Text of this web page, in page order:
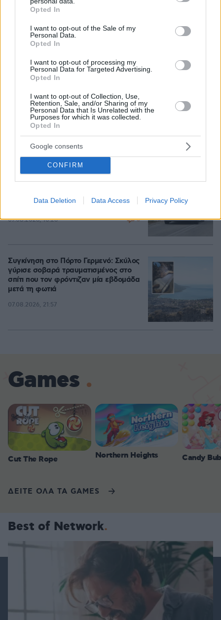
grant or deny consent to Google and its third-party tags to
use your data for below specified purposes in below Google
consent section.
Opted In
I want to opt-out of the Sale of my
Personal Data.
Opted In
I want to opt-out of processing my
Personal Data for Targeted Advertising.
Opted In
I want to opt-out of Collection, Use,
Retention, Sale, and/or Sharing of my
Personal Data that Is Unrelated with the
Purposes for which it was collected.
Opted In
Google consents
CONFIRM
Data Deletion Data Access Privacy Policy
Φραντσέσκα Τόκα: Η Ιταλίδα «νύφη»
της Eurovision ποζάρει με μπικίνι και...
ολόγυμνη στην μπανιέρα της, δείτε
φωτογραφίες
07.08.2026, 20:57
οικογένεια λύκων, για να σώσουμε
έναν σκύλο; Όχι» λέει ο ερευνητής
μετά τις επικρίσεις για τον θάνατο του
λευκού κουταβιού
07.08.2026, 18:54
Το ευχαριστώ του πατέρα του
στα Χανιά: «Μας δώσατε αίσθημα
ασφάλειας»
07.08.2026, 10:26 3
Συγκίνηση στο Πόρτο Γερμενό: Σκύλος
γύρισε σοβαρά τραυματισμένος στο
σπίτι που τον φρόντιζαν μία εβδομάδα
μετά τη φωτιά
07.08.2026, 21:57
Games
Cut The Rope Northern Heights Candy
ΔΕΙΤΕ ΟΛΑ ΤΑ GAMES
Best of Network